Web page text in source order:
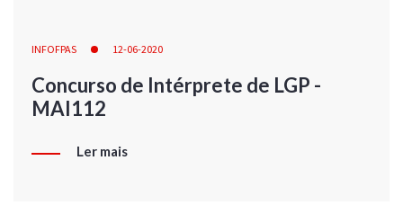
INFOFPAS 12-06-2020
Concurso de Intérprete de LGP -
MAI112
Ler mais